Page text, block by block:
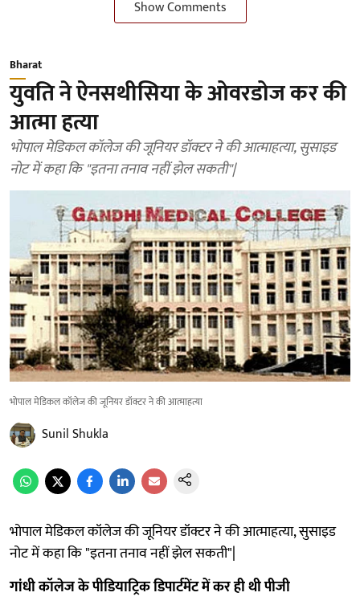
Show Comments
Bharat
युवति ने ऐनसथीसिया के ओवरडोज कर की
आत्मा हत्या
भोपाल मेडिकल कॉलेज की जूनियर डॉक्टर ने की आत्माहत्या, सुसाइड
नोट में कहा कि "इतना तनाव नहीं झेल सकती"|
भोपाल मेडिकल कॉलेज की जूनियर डॉक्टर ने की आत्माहत्या
Sunil Shukla
भोपाल मेडिकल कॉलेज की जूनियर डॉक्टर ने की आत्माहत्या, सुसाइड
नोट में कहा कि "इतना तनाव नहीं झेल सकती"|
गांधी कॉलेज के पीडियाट्रिक डिपार्टमेंट में कर ही थी पीजी